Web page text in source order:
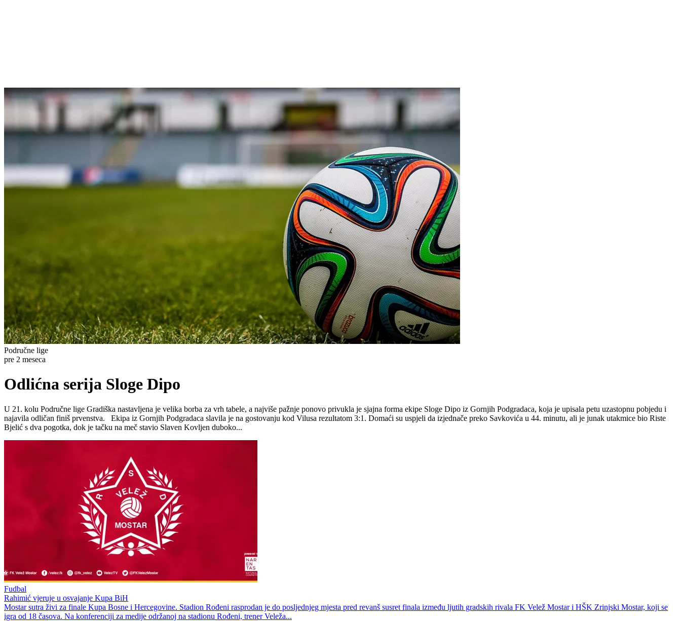
Područne lige
pre 2 meseca
Odlićna serija Sloge Dipo
U 21. kolu Područne lige Gradiška nastavljena je velika borba za vrh tabele, a najviše pažnje ponovo privukla je sjajna forma ekipe Sloge Dipo iz Gornjih Podgradaca, koja je upisala petu uzastopnu pobjedu i
najavila odličan finiš prvenstva. Ekipa iz Gornjih Podgradaca slavila je na gostovanju kod Vilusa rezultatom 3:1. Domaći su uspjeli da izjednače preko Savkovića u 44. minutu, ali je junak utakmice bio Riste
Bjelić s dva pogotka, dok je tačku na meč stavio Slaven Kovljen duboko...
Fudbal
Rahimić vjeruje u osvajanje Kupa BiH
Mostar sutra živi za finale Kupa Bosne i Hercegovine. Stadion Rođeni rasprodan je do posljednjeg mjesta pred revanš susret finala između ljutih gradskih rivala FK Velež Mostar i HŠK Zrinjski Mostar, koji se
igra od 18 časova. Na konferenciji za medije održanoj na stadionu Rođeni, trener Veleža...